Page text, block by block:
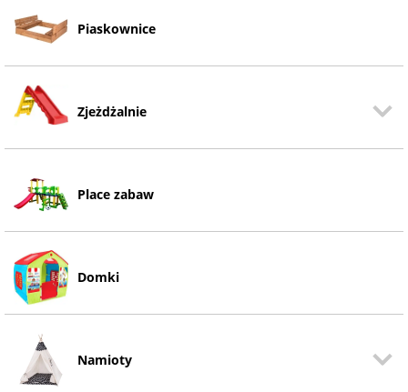
Piaskownice
Zjeżdżalnie
Place zabaw
Domki
Namioty